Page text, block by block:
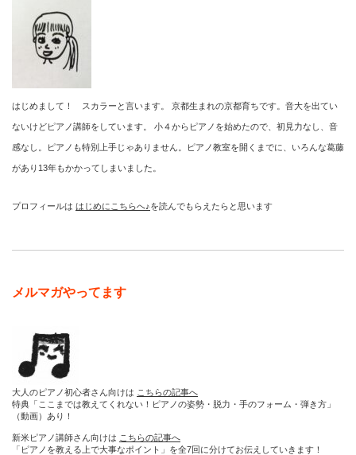
はじめまして！ スカラーと言います。 京都生まれの京都育ちです。音大を出てい
ないけどピアノ講師をしています。 小４からピアノを始めたので、初見力なし、音
感なし。ピアノも特別上手じゃありません。ピアノ教室を開くまでに、いろんな葛藤
があり13年もかかってしまいました。
プロフィールは はじめにこちらへ♪を読んでもらえたらと思います
メルマガやってます
大人のピアノ初心者さん向けは こちらの記事へ
特典「ここまでは教えてくれない！ピアノの姿勢・脱力・手のフォーム・弾き方」
（動画）あり！
新米ピアノ講師さん向けは こちらの記事へ
「ピアノを教える上で大事なポイント」を全7回に分けてお伝えしていきます！